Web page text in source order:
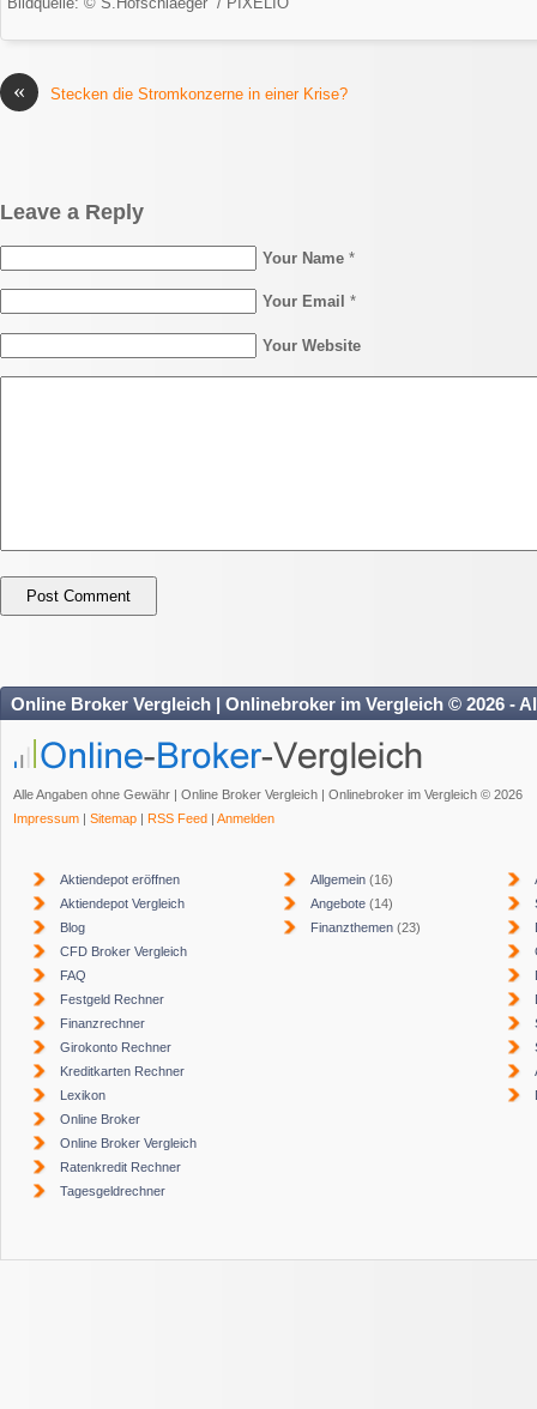
« Stecken die Stromkonzerne in einer Krise?
Leave a Reply
Your Name *
Your Email *
Your Website
Online Broker Vergleich | Onlinebroker im Vergleich © 2026 -
Alle Angaben ohne Gewähr | Online Broker Vergleich | Onlinebroker im Vergleich © 2026
Impressum
Sitemap RSS Feed Anmelden
Aktiendepot eröffnen
Aktiendepot Vergleich
Blog
CFD Broker Vergleich
FAQ
Festgeld Rechner
Finanzrechner
Girokonto Rechner
Kreditkarten Rechner
Lexikon
Online Broker
Online Broker Vergleich
Ratenkredit Rechner
Tagesgeldrechner
Allgemein (16)
Angebote (14)
Finanzthemen (23)